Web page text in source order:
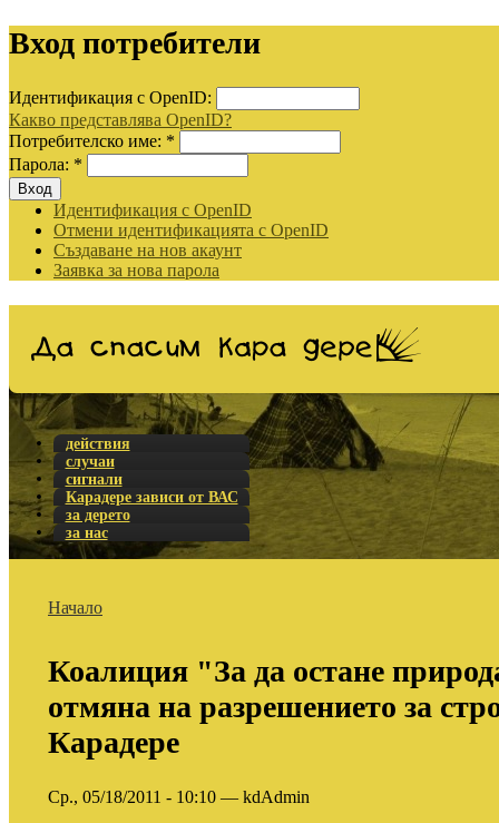
Вход потребители
Идентификация с OpenID:
Какво представлява OpenID?
Потребителско име: *
Парола: *
Идентификация с OpenID
Отмени идентификацията с OpenID
Създаване на нов акаунт
Заявка за нова парола
действия
случаи
сигнали
Карадере зависи от ВАС
за дерето
за нас
Начало
Коалиция "За да остане
отмяна на разрешението за
Карадере
Ср., 05/18/2011 - 10:10 — kdAdmin